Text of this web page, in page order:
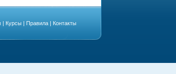
| Курсы | Правила | Контакты